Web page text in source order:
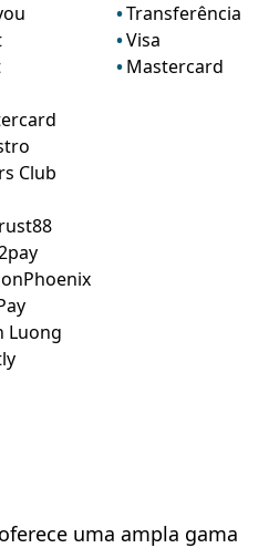
Club
Luong
Transferência
Visa
Mastercard
uma ampla gama